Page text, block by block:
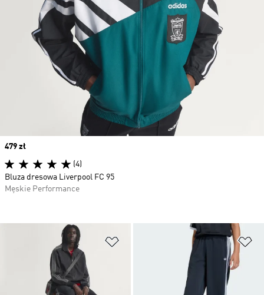
Dodaj do listy życzeń
Price
479 zł
(4)
Bluza dresowa Liverpool FC 95
Męskie Performance